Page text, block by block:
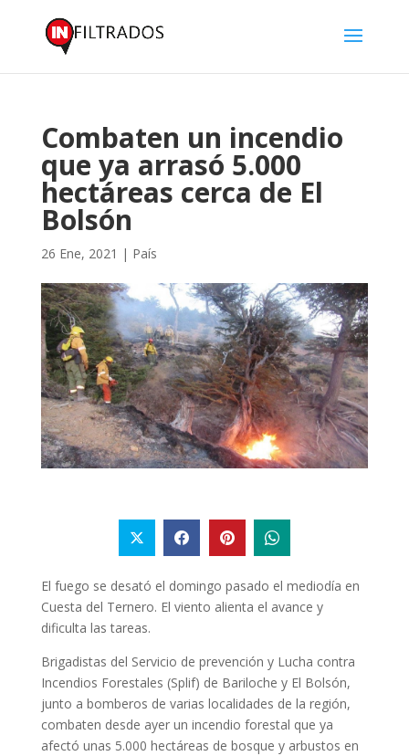
Combaten un incendio
que ya arrasó 5.000
hectáreas cerca de El
Bolsón
26 Ene, 2021 | País
El fuego se desató el domingo pasado el mediodía en
Cuesta del Ternero. El viento alienta el avance y
dificulta las tareas.
Brigadistas del Servicio de prevención y Lucha contra
Incendios Forestales (Splif) de Bariloche y El Bolsón,
junto a bomberos de varias localidades de la región,
combaten desde ayer un incendio forestal que ya
afectó unas 5.000 hectáreas de bosque y arbustos en